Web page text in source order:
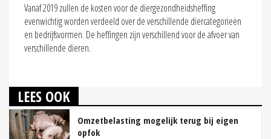
Vanaf 2019 zullen de kosten voor de diergezondheidsheffing
evenwichtig worden verdeeld over de verschillende diercategorieën
en bedrijfsvormen. De heffingen zijn verschillend voor de afvoer van
verschillende dieren.
LEES OOK
Omzetbelasting mogelijk terug bij eigen
opfok